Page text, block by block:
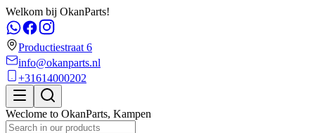
Welkom bij OkanParts!
Productiestraat 6
info@okanparts.nl
+31614000202
Weclome to OkanParts, Kampen